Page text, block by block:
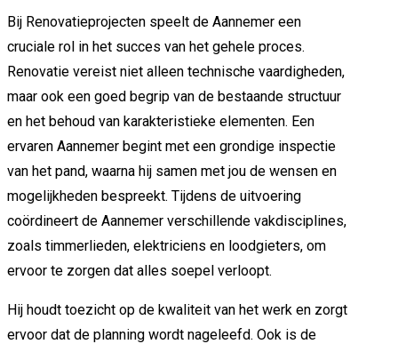
Bij Renovatieprojecten speelt de Aannemer een
cruciale rol in het succes van het gehele proces.
Renovatie vereist niet alleen technische vaardigheden,
maar ook een goed begrip van de bestaande structuur
en het behoud van karakteristieke elementen. Een
ervaren Aannemer begint met een grondige inspectie
van het pand, waarna hij samen met jou de wensen en
mogelijkheden bespreekt. Tijdens de uitvoering
coördineert de Aannemer verschillende vakdisciplines,
zoals timmerlieden, elektriciens en loodgieters, om
ervoor te zorgen dat alles soepel verloopt.
Hij houdt toezicht op de kwaliteit van het werk en zorgt
ervoor dat de planning wordt nageleefd. Ook is de